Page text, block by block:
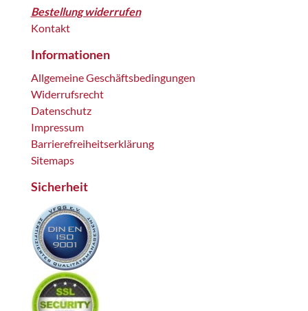
Bestellung widerrufen
Kontakt
Informationen
Allgemeine Geschäftsbedingungen
Widerrufsrecht
Datenschutz
Impressum
Barrierefreiheitserklärung
Sitemaps
Sicherheit